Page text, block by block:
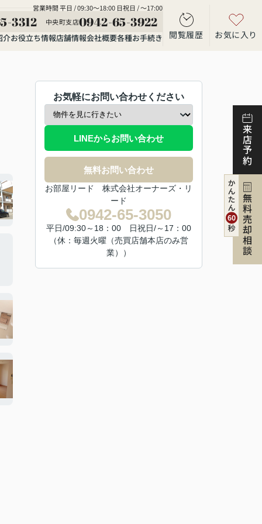
営業時間 平日 / 09:30～18:00 日祝日 / ～17:00
3312 中央町支店0942-65-3922
介お役立ち情報店舗情報会社概要各種お手続き 閲覧履歴 お気に入り
来店予約
無料売却相談
お気軽にお問い合わせください
LINEからお問い合わせ
無料お問い合わせ
お部屋リード 株式会社オーナーズ・リ
ード
0942-65-3050
平日/09:30～18：00 日祝日/～17：00
（休：毎週火曜（売買店舗本店のみ営
業））